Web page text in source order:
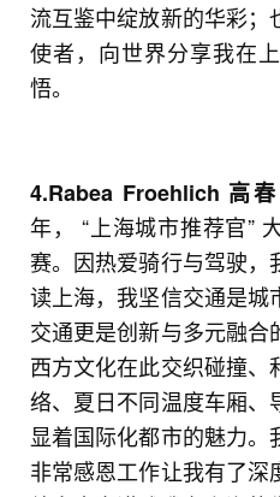
流互鉴中绽放新的华彩
使者，向世界分享我在
悟。
4.Rabea Froehlich 高
年， “上海城市推荐官”
赛。因热爱骑行与驾驶
读上海，我坚信交通是城
交通更是创新与多元融
西方文化在此交织碰撞
络、夏日不同温度车厢
显着国际化都市的魅力
非常感恩工作让我有了